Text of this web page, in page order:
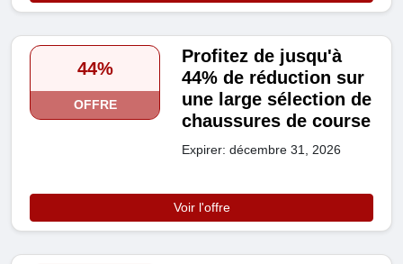
44%
OFFRE
Profitez de jusqu'à
44% de réduction sur
une large sélection de
chaussures de course
Expirer: décembre 31, 2026
Voir l'offre